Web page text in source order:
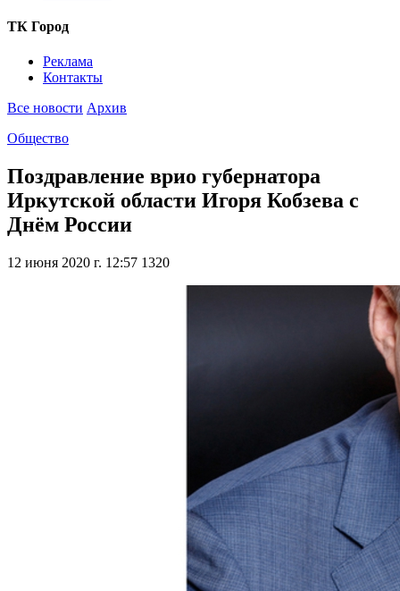
ТК Город
Реклама
Контакты
Все новости Архив
Общество
Поздравление врио губернатора
Иркутской области Игоря Кобзева с
Днём России
12 июня 2020 г. 12:57 1320